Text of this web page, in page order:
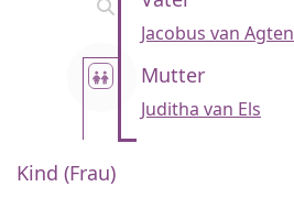
Jacobus van Agten
Mutter
Juditha van Els
Kind (Frau)